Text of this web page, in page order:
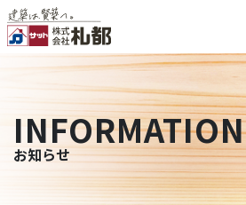
INFORMATION
お知らせ